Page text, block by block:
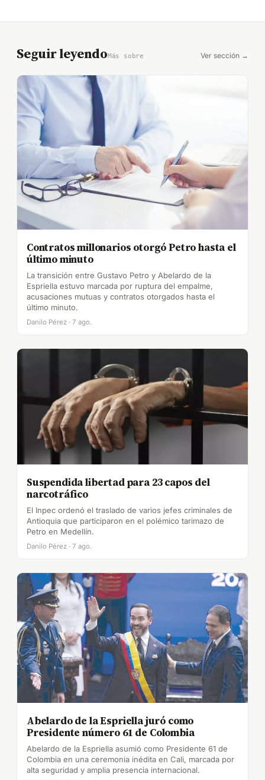
Seguir leyendoMás sobre Ver sección →
Contratos millonarios otorgó Petro hasta el
último minuto
La transición entre Gustavo Petro y Abelardo de la
Espriella estuvo marcada por ruptura del empalme,
acusaciones mutuas y contratos otorgados hasta el
último minuto.
Danilo Pérez · 7 ago.
Suspendida libertad para 23 capos del
narcotráfico
El Inpec ordenó el traslado de varios jefes criminales de
Antioquia que participaron en el polémico tarimazo de
Petro en Medellín.
Danilo Pérez · 7 ago.
Abelardo de la Espriella juró como
Presidente número 61 de Colombia
Abelardo de la Espriella asumió como Presidente 61 de
Colombia en una ceremonia inédita en Cali, marcada por
alta seguridad y amplia presencia internacional.